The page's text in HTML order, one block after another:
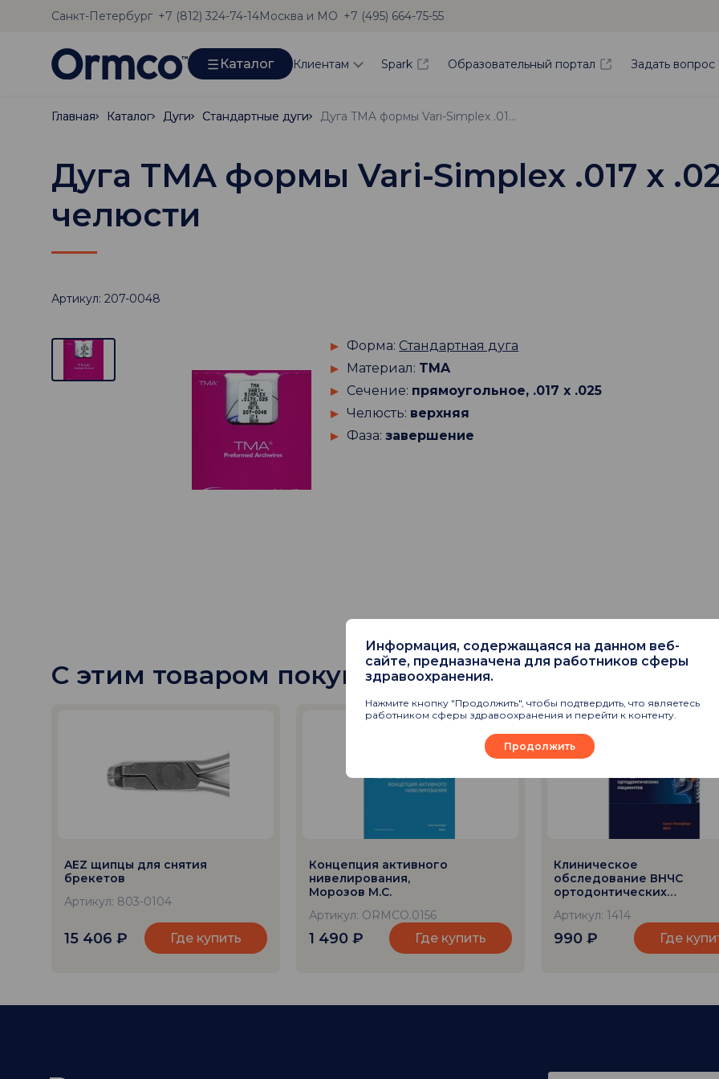
Санкт-Петербург +7 (812) 324-74-14Москва и МО +7 (495) 664-75-55
Каталог Клиентам Spark Образовательный портал Задать вопрос
Главная
Главная Каталог
Каталог Дуги
Дуги Стандартные дуги
Стандартные дуги Дуга TMA формы Vari-Simplex .017 х .025 для верхней челюсти
Дуга TMA формы Vari-Simplex .017 х
челюсти
Артикул: 207-0048
Форма: Стандартная дуга
Материал: TMA
Сечение: прямоугольное, .017 х .025
Челюсть: верхняя
Фаза:завершение
С этим товаром покупают
AEZ щипцы для снятия
брекетов
Артикул: 803-0104
15 406 ₽ Где купить
Концепция активного
нивелирования,
Морозов М.С.
Артикул: ORMCO.0156
1 490 ₽ Где купить
Клиническое
обследование ВНЧС
ортодонтических
Я.Ю.
Артикул: 1414
990 ₽ Где
Информация, содержащаяся на данном веб-
сайте, предназначена для работников сферы
здравоохранения.
Нажмите кнопку "Продолжить", чтобы подтвердить, что являетесь
работником сферы здравоохранения и перейти к контенту.
Продолжить